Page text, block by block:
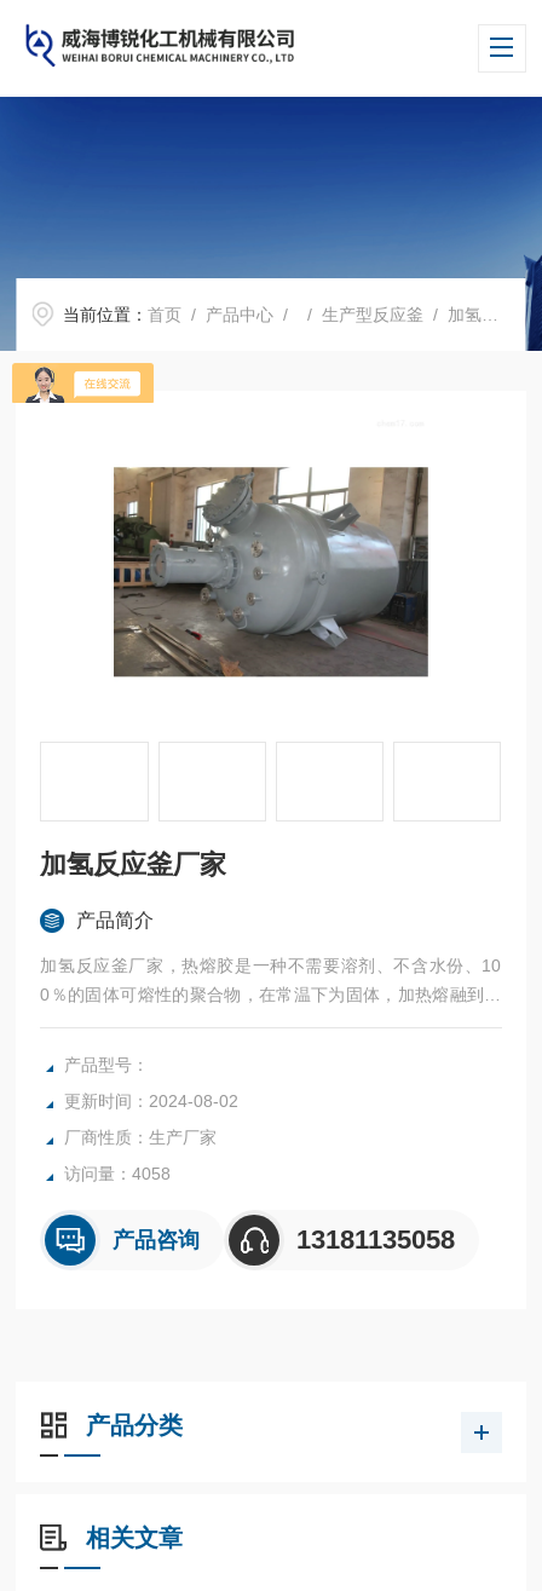
当前位置：首页 / 产品中心 / /生产型反应釜 / 加氢反应釜厂家
加氢反应釜厂家
产品简介
加氢反应釜厂家，热熔胶是一种不需要溶剂、不含水份、10
0％的固体可熔性的聚合物，在常温下为固体，加热熔融到一
定程度变为能流动且有一定粘性的液体粘合剂，其熔融后为浅
棕色半透明体。所有热熔釜/热熔釜设备/乳液聚合反应釜/热熔
产品型号：
更新时间：2024-08-02
厂商性质：生产厂家
访问量：4058
产品咨询 13181135058
产品分类
相关文章